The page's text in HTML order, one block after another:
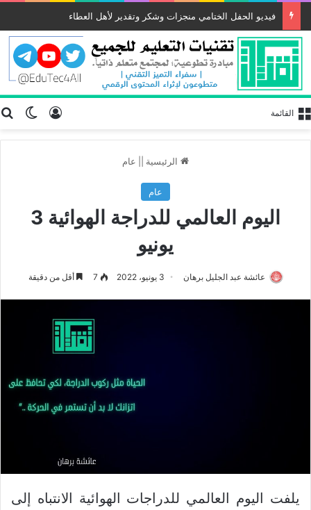
فيديو الحفل الختامي منجزات وشكر وتقدير لأهل العطاء
تسجيل القائمة
الرئيسية عام
عام
اليوم العالمي للدراجة الهوائية 3
يونيو
عائشة عبد الجليل برهان 3 يونيو، 2022 7 أقل من دقيقة
يلفت اليوم العالمي للدراجات الهوائية الانتباه إلى